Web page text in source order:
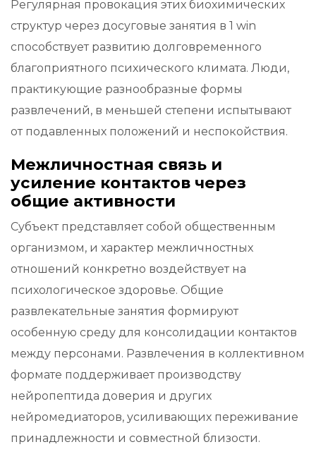
Регулярная провокация этих биохимических
структур через досуговые занятия в 1 win
способствует развитию долговременного
благоприятного психического климата. Люди,
практикующие разнообразные формы
развлечений, в меньшей степени испытывают
от подавленных положений и неспокойствия.
Межличностная связь и
усиление контактов через
общие активности
Субъект представляет собой общественным
организмом, и характер межличностных
отношений конкретно воздействует на
психологическое здоровье. Общие
развлекательные занятия формируют
особенную среду для консолидации контактов
между персонами. Развлечения в коллективном
формате поддерживает производству
нейропептида доверия и других
нейромедиаторов, усиливающих переживание
принадлежности и совместной близости.